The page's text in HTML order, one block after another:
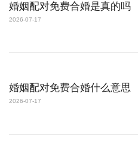
婚姻配对免费合婚是真的吗
2026-07-17
婚姻配对免费合婚什么意思
2026-07-17